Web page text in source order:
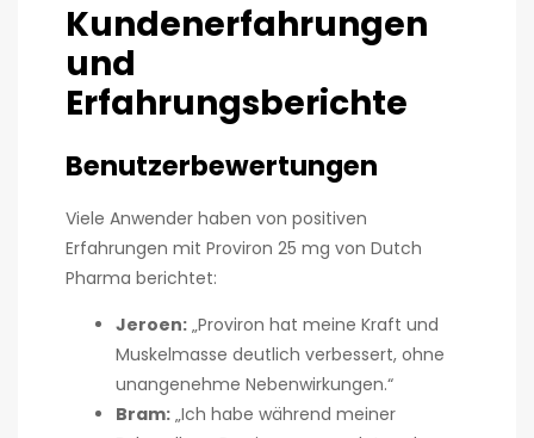
Kundenerfahrungen
und
Erfahrungsberichte
Benutzerbewertungen
Viele Anwender haben von positiven
Erfahrungen mit Proviron 25 mg von Dutch
Pharma berichtet:
Jeroen: „Proviron hat meine Kraft und
Muskelmasse deutlich verbessert, ohne
unangenehme Nebenwirkungen.“
Bram: „Ich habe während meiner